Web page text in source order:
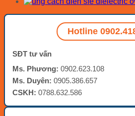
Hotline
SĐT tư vấn
Ms. Phương: 0902.623.108
Ms. Duyên: 0905.386.657
CSKH: 0788.632.586